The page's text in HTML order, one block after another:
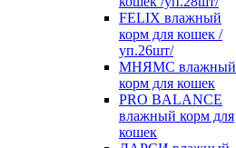
FELIX влажный
корм для кошек /
уп.26шт/
МНЯМС влажный
корм для кошек
PRO BALANCE
влажный корм для
кошек